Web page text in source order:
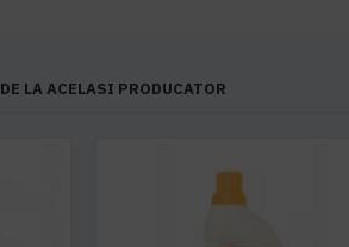
DE LA ACELASI PRODUCATOR